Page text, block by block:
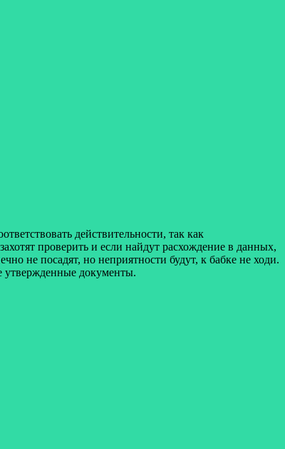
действительности, так как
проверить и если найдут расхождение в данных,
не посадят, но неприятности будут, к бабке не ходи.
утвержденные документы.